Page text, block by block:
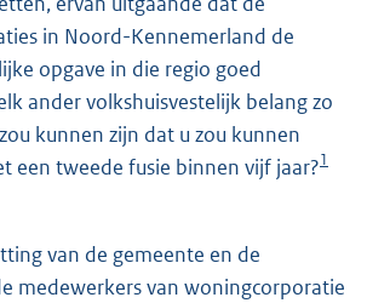
in Noord-Kennemerland de
opgave in die regio goed
ander volkshuisvestelijk belang zo
kunnen zijn dat u zou kunnen
een tweede fusie binnen vijf jaar?1
van de gemeente en de
medewerkers van woningcorporatie